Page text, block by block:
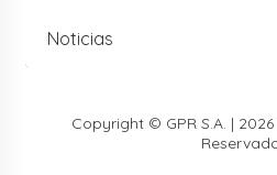
Noticias
Copyright © GPR S.A. |